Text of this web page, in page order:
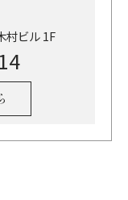
村ビル 1F